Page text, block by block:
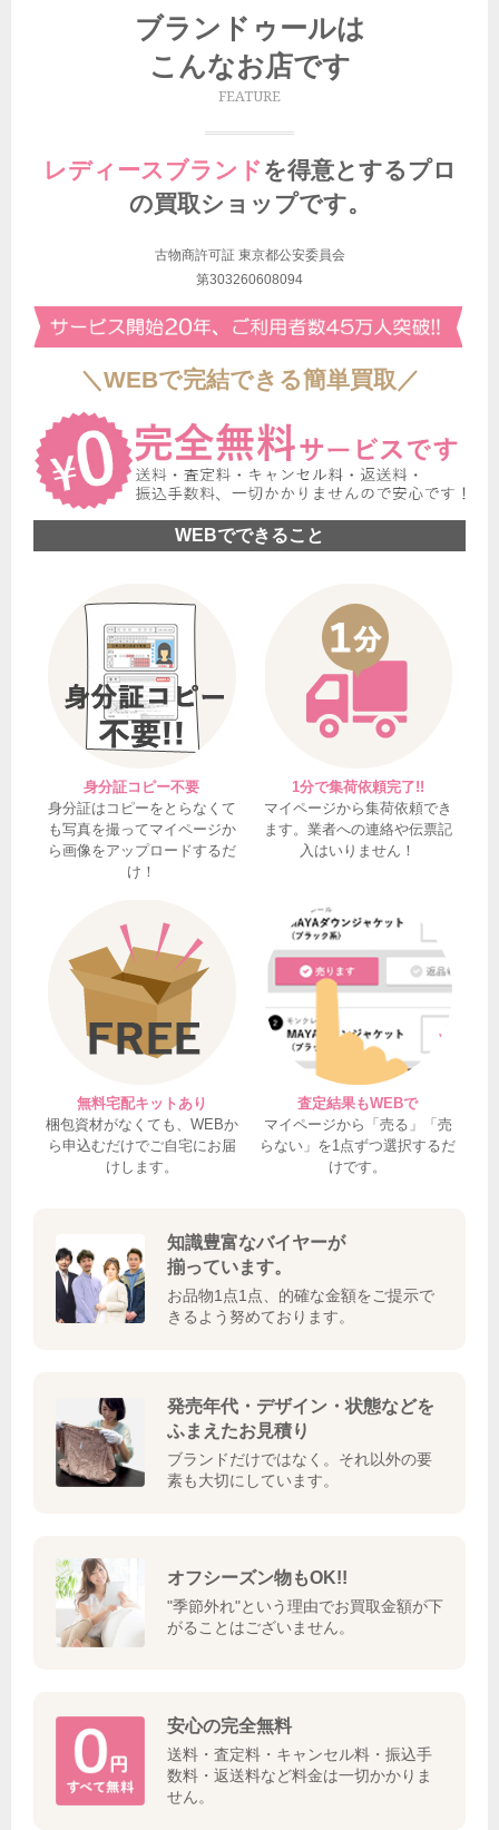
ブランドゥールは
こんなお店です
FEATURE
レディースブランド を得意とする プロ
の買取ショップです。
古物商許可証 東京都公安委員会
第303260608094
＼WEBで完結できる簡単買取／
WEBでできること
身分証コピー不要
身分証はコピーをとらなくて
も写真を撮ってマイページか
ら画像をアップロードするだ
け！
1分で集荷依頼完了!!
マイページから集荷依頼でき
ます。業者への連絡や伝票記
入はいりません！
無料宅配キットあり
梱包資材がなくても、WEBか
ら申込むだけでご自宅にお届
けします。
査定結果もWEBで
マイページから「売る」「売
らない」を1点ずつ選択するだ
けです。
知識豊富なバイヤーが
揃っています。
お品物1点1点、的確な金額をご提示で
きるよう努めております。
発売年代・デザイン・状態などを
ふまえたお見積り
ブランドだけではなく。それ以外の要
素も大切にしています。
オフシーズン物もOK!!
"季節外れ"という理由でお買取金額が下
がることはございません。
安心の完全無料
送料・査定料・キャンセル料・振込手
数料・返送料など料金は一切かかりま
せん。